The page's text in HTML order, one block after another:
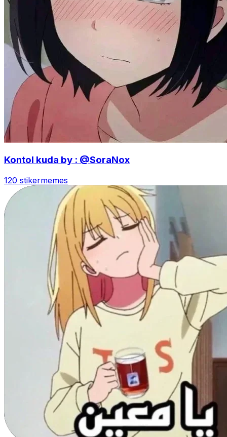
Kontol kuda by : @SoraNox
120 stikermemes